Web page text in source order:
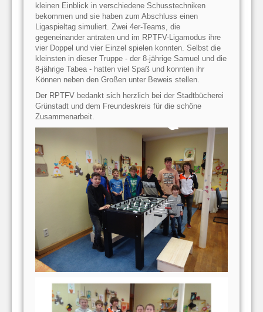
kleinen Einblick in verschiedene Schusstechniken
bekommen und sie haben zum Abschluss einen
Ligaspieltag simuliert. Zwei 4er-Teams, die
gegeneinander antraten und im RPTFV-Ligamodus ihre
vier Doppel und vier Einzel spielen konnten. Selbst die
kleinsten in dieser Truppe - der 8-jährige Samuel und die
8-jährige Tabea - hatten viel Spaß und konnten ihr
Können neben den Großen unter Beweis stellen.
Der RPTFV bedankt sich herzlich bei der Stadtbücherei
Grünstadt und dem Freundeskreis für die schöne
Zusammenarbeit.